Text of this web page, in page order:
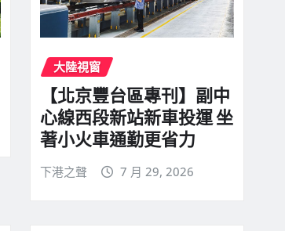
大陸視窗
【北京豐台區專刊】副中
心線西段新站新車投運 坐
著小火車通勤更省力
下港之聲 7 月 29, 2026